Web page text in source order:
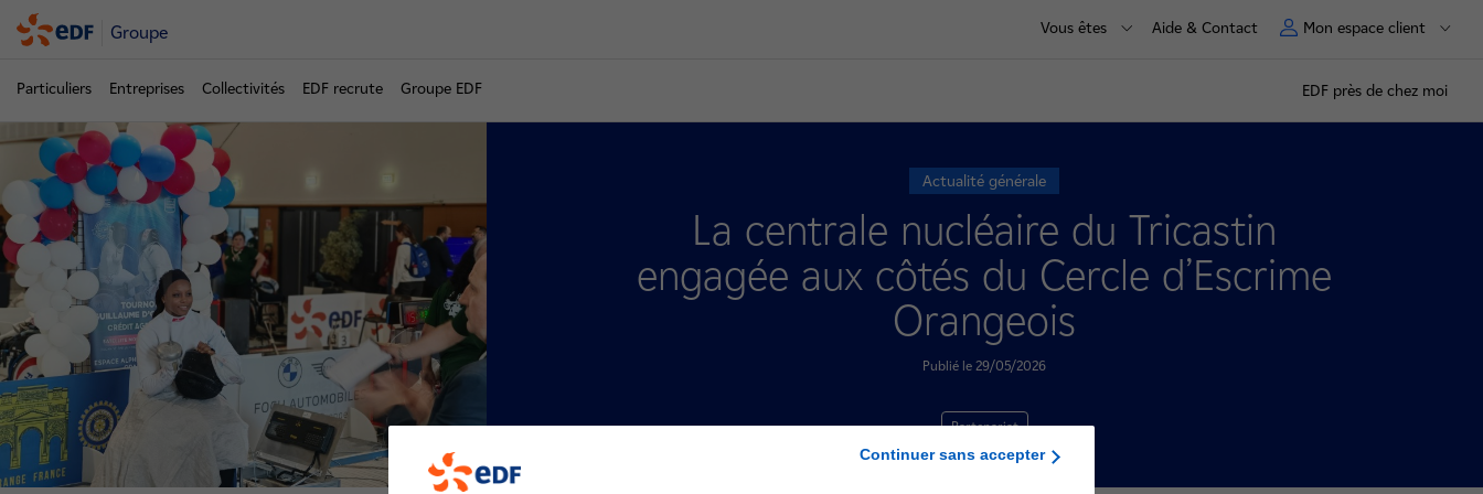
Groupe Vous êtes Aide & Contact Mon espace client
Particuliers Entreprises Collectivités EDF recrute Groupe EDF EDF près de chez moi
Actualité générale
La centrale nucléaire du Tricastin
engagée aux côtés du Cercle d’Escrime
Orangeois
Publié le 29/05/2026
Partenariat
Continuer sans accepter